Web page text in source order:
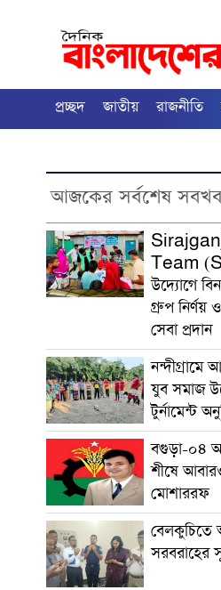
প্রচ্ছদ জাতীয় রাজনীতি
আজকের সর্বশেষ
Team
উদ্যোগে
গ্রুপ নির্ণয়
সেবা প্রদান
যুব সমাজ
টুর্নামেন্ট
বগুড়া-০৪
শীষে
মোশাররফ
বেলকুচিতে
সরবরাহের